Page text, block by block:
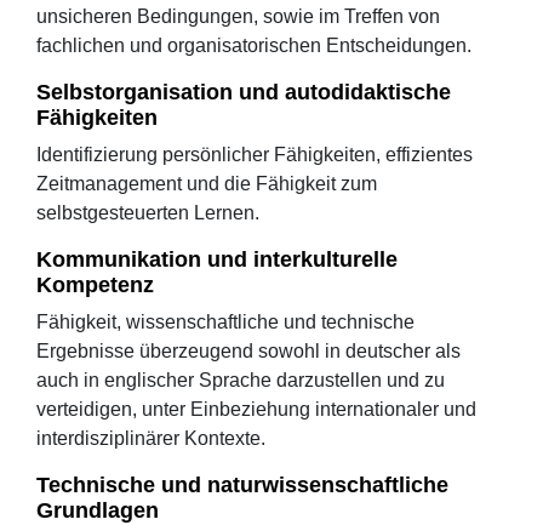
unsicheren Bedingungen, sowie im Treffen von
fachlichen und organisatorischen Entscheidungen.
Selbstorganisation und autodidaktische
Fähigkeiten
Identifizierung persönlicher Fähigkeiten, effizientes
Zeitmanagement und die Fähigkeit zum
selbstgesteuerten Lernen.
Kommunikation und interkulturelle
Kompetenz
Fähigkeit, wissenschaftliche und technische
Ergebnisse überzeugend sowohl in deutscher als
auch in englischer Sprache darzustellen und zu
verteidigen, unter Einbeziehung internationaler und
interdisziplinärer Kontexte.
Technische und naturwissenschaftliche
Grundlagen